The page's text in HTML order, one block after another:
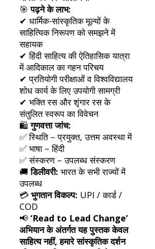
🎯पढ़ने के लाभ:
✔ धार्मिक-सांस्कृतिक मूल्यों के
साहित्यिक निरूपण को समझने में
सहायक
✔ हिंदी साहित्य की ऐतिहासिक यात्रा
में आदिकाल का गहन परिचय
✔ प्रतियोगी परीक्षाओं व विश्वविद्यालय
शोध कार्य के लिए उपयोगी सामग्री
✔ भक्ति रस और शृंगार रस के
संतुलित स्वरूप का विवेचन
🛍️गुणवत्ता जांच:
✅ स्थिति – प्रयुक्त, उत्तम अवस्था में
✅ भाषा – हिंदी
✅ संस्करण – उपलब्ध संस्करण
🚚डिलीवरी: भारत के सभी राज्यों में
उपलब्ध
💳 भुगतान विकल्प: UPI / कार्ड /
COD
📢 ‘Read to Lead Change’
अभियान के अंतर्गत यह पुस्तक केवल
साहित्य नहीं, हमारे सांस्कृतिक दर्शन